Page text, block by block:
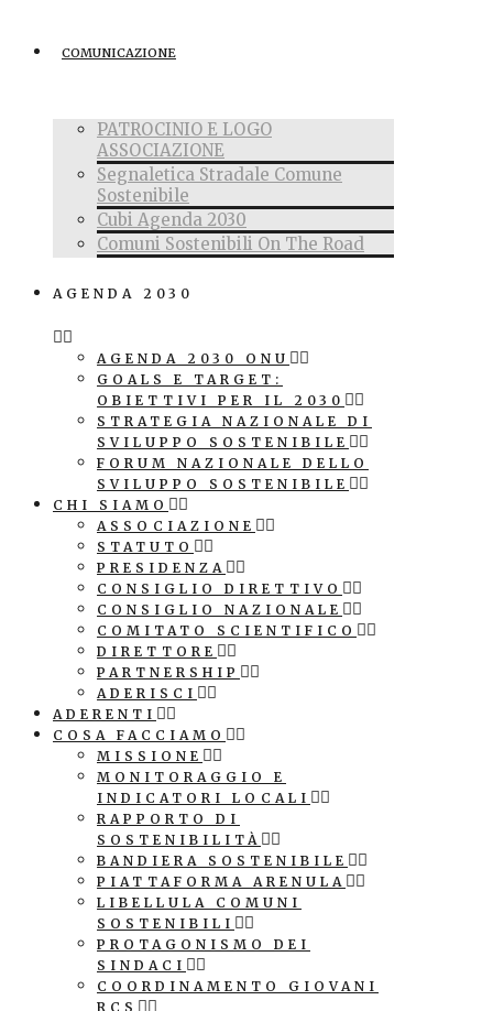
COMUNICAZIONE
PATROCINIO E LOGO
ASSOCIAZIONE
Segnaletica Stradale Comune
Sostenibile
Cubi Agenda 2030
Comuni Sostenibili On The Road
AGENDA 2030
AGENDA 2030 ONU
GOALS E TARGET:
OBIETTIVI PER IL 2030
STRATEGIA NAZIONALE DI
SVILUPPO SOSTENIBILE
FORUM NAZIONALE DELLO
SVILUPPO SOSTENIBILE
CHI SIAMO
ASSOCIAZIONE
STATUTO
PRESIDENZA
CONSIGLIO DIRETTIVO
CONSIGLIO NAZIONALE
COMITATO SCIENTIFICO
DIRETTORE
PARTNERSHIP
ADERISCI
ADERENTI
COSA FACCIAMO
MISSIONE
MONITORAGGIO E
INDICATORI LOCALI
RAPPORTO DI
SOSTENIBILITÀ
BANDIERA SOSTENIBILE
PIATTAFORMA ARENULA
LIBELLULA COMUNI
SOSTENIBILI
PROTAGONISMO DEI
SINDACI
COORDINAMENTO GIOVANI
RCS